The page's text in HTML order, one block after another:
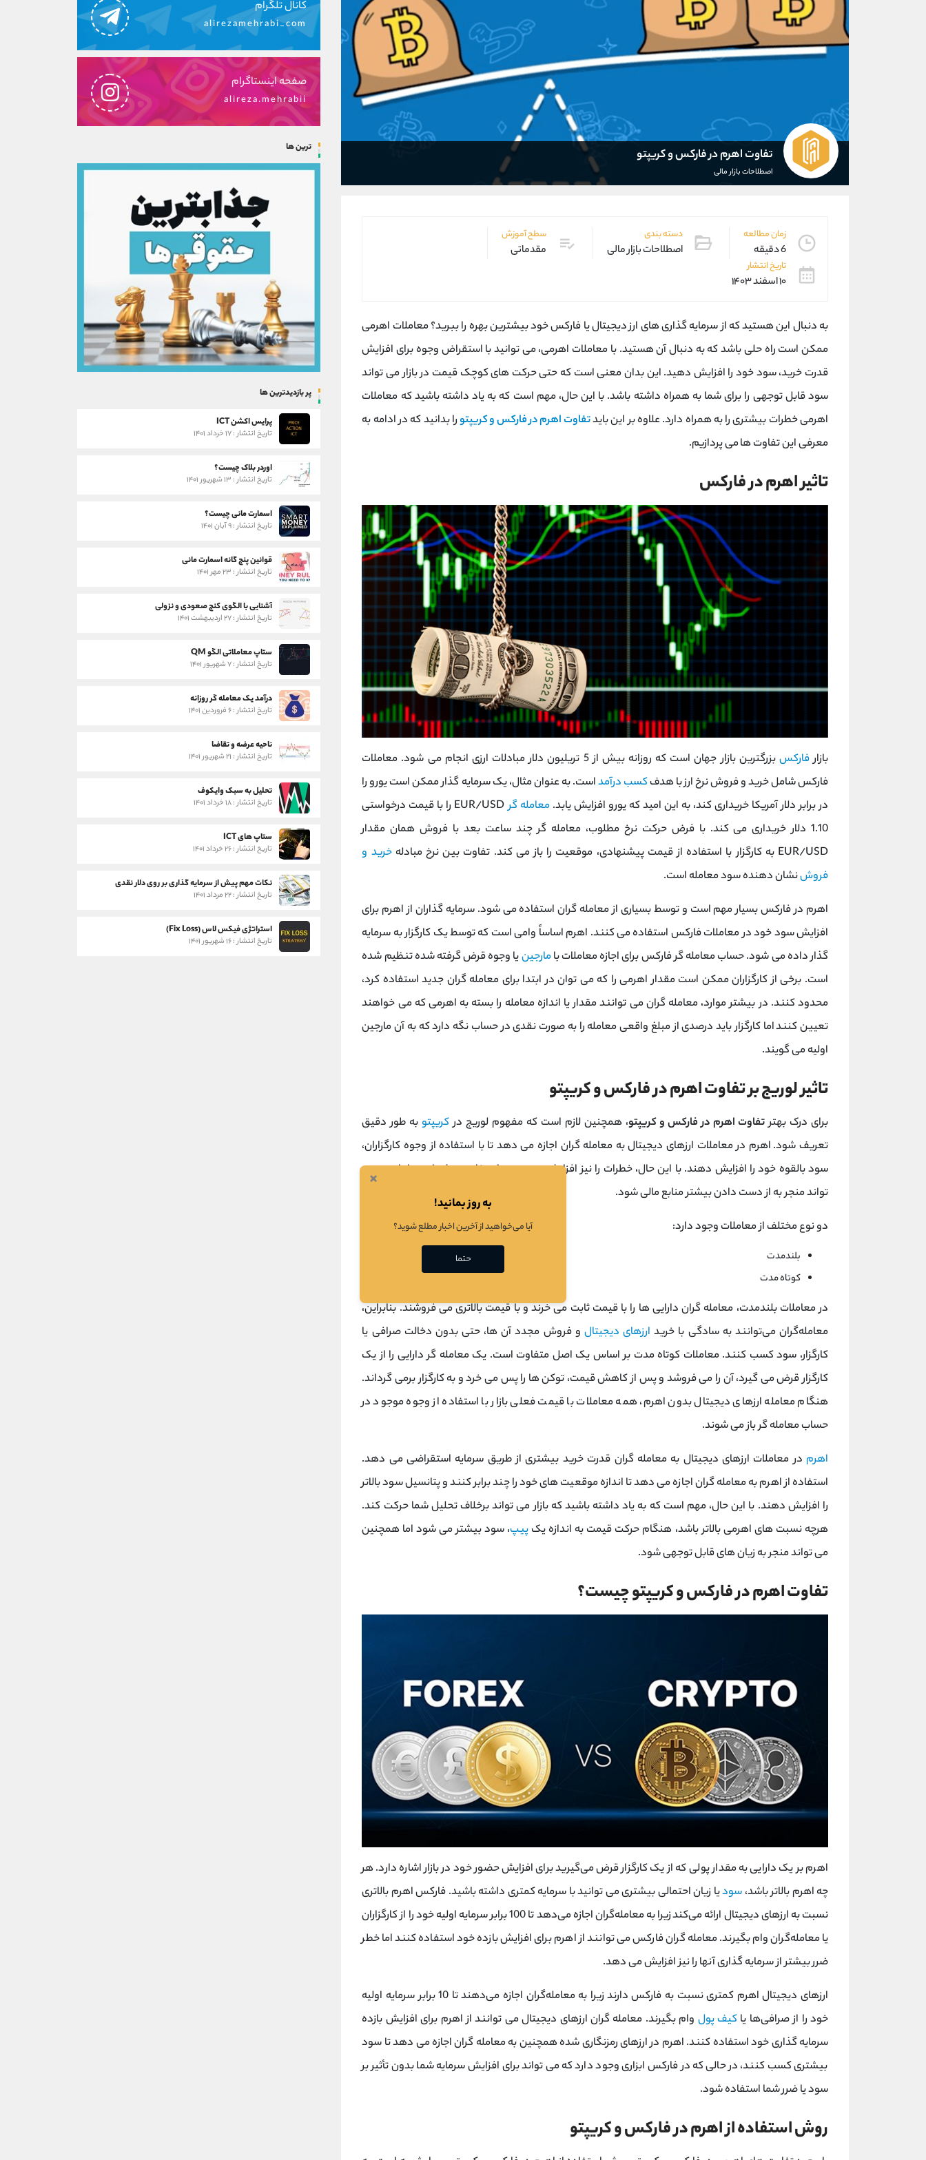
تفاوت اهرم در فارکس و کریپتو
اصطلاحات بازار مالی
زمان مطالعه
6 دقیقه
دسته بندی
اصطلاحات بازار مالی
سطح آموزش
مقدماتی
تاریخ انتشار
۱۰ اسفند ۱۴۰۳
به دنبال این هستید که از سرمایه گذاری های ارز دیجیتال یا فارکس خود بیشترین بهره را ببرید؟ معاملات اهرمی
ممکن است راه حلی باشد که به دنبال آن هستید. با معاملات اهرمی، می توانید با استقراض وجوه برای افزایش
قدرت خرید، سود خود را افزایش دهید. این بدان معنی است که حتی حرکت های کوچک قیمت در بازار می تواند
سود قابل توجهی را برای شما به همراه داشته باشد. با این حال، مهم است که به یاد داشته باشید که معاملات
اهرمی خطرات بیشتری را به همراه دارد. علاوه بر این بایدتفاوت اهرم در فارکس و کریپتورا بدانید که در ادامه به
معرفی این تفاوت ها می پردازیم.
تاثیر اهرم در فارکس
بازارفارکس
بزرگترین بازار جهان است که روزانه بیش از 5 تریلیون دلار مبادلات ارزی انجام می شود. معاملات
فارکس شامل خرید و فروش نرخ ارز با هدفکسب درآمداست. به عنوان مثال، یک سرمایه گذار ممکن است یورو را
در برابر دلار آمریکا خریداری کند، به این امید که یورو افزایش یابد.معامله گر
EUR/USD را با قیمت درخواستی
1.10 دلار خریداری می کند. با فرض حرکت نرخ مطلوب، معامله گر چند ساعت بعد با فروش همان مقدار
EUR/USD به کارگزار با استفاده از قیمت پیشنهادی، موقعیت را باز می کند. تفاوت بین نرخ مبادله
خرید و
فروشنشان دهنده سود معامله است.
اهرم در فارکس بسیار مهم است و توسط بسیاری از معامله گران استفاده می شود. سرمایه گذاران از اهرم برای
افزایش سود خود در معاملات فارکس استفاده می کنند. اهرم اساساً وامی است که توسط یک کارگزار به سرمایه
گذار داده می شود. حساب معامله گر فارکس برای اجازه معاملات بامارجینیا وجوه قرض گرفته شده تنظیم شده
است. برخی از کارگزاران ممکن است مقدار اهرمی را که می توان در ابتدا برای معامله گران جدید استفاده کرد،
محدود کنند. در بیشتر موارد، معامله گران می توانند مقدار یا اندازه معامله را بسته به اهرمی که می خواهند
تعیین کنند اما کارگزار باید درصدی از مبلغ واقعی معامله را به صورت نقدی در حساب نگه دارد که به آن مارجین
اولیه می گویند.
تاثیر لوریج بر تفاوت اهرم در فارکس و کریپتو
برای درک بهترتفاوت اهرم در فارکس و کریپتو، همچنین لازم است که مفهوم لوریج درکریپتوبه طور دقیق
تعریف شود. اهرم در معاملات ارزهای دیجیتال به معامله گران اجازه می دهد تا با استفاده از وجوه کارگزاران،
سود بالقوه خود را افزایش دهند. با این حال، خطرات را نیز افزایش می دهد. استفاده بیش از حد از اهرم می
تواند منجر به از دست دادن بیشتر منابع مالی شود.
دو نوع مختلف از معاملات وجود دارد:
بلندمدت
کوتاه مدت
در معاملات بلندمدت، معامله گران دارایی ها را با قیمت ثابت می خرند و با قیمت بالاتری می فروشند. بنابراین،
معامله‌گران می‌توانند به سادگی با خرید ارزهای دیجیتال و فروش مجدد آن ‌ها، حتی بدون دخالت صرافی یا
کارگزار، سود کسب کنند. معاملات کوتاه مدت بر اساس یک اصل متفاوت است. یک معامله گر دارایی را از یک
کارگزار قرض می گیرد، آن را می فروشد و پس از کاهش قیمت، توکن ها را پس می خرد و به کارگزار برمی گرداند.
هنگام معامله ارزهای دیجیتال بدون اهرم، همه معاملات با قیمت فعلی بازار با استفاده از وجوه موجود در
حساب معامله گر باز می شوند.
اهرم در معاملات ارزهای دیجیتال به معامله گران قدرت خرید بیشتری از طریق سرمایه استقراضی می دهد.
استفاده از اهرم به معامله گران اجازه می دهد تا اندازه موقعیت های خود را چند برابر کنند و پتانسیل سود بالاتر
را افزایش دهند. با این حال، مهم است که به یاد داشته باشید که بازار می تواند برخلاف تحلیل شما حرکت کند.
هرچه نسبت های اهرمی بالاتر باشد، هنگام حرکت قیمت به اندازه یکپیپ، سود بیشتر می شود اما همچنین
می تواند منجر به زیان های قابل توجهی شود.
تفاوت اهرم در فارکس و کریپتو چیست؟
اهرم بر یک دارایی به مقدار پولی که از یک کارگزار قرض می‌گیرید برای افزایش حضور خود در بازار اشاره دارد. هر
چه اهرم بالاتر باشد، سودیا زیان احتمالی بیشتری می توانید با سرمایه کمتری داشته باشید. فارکس اهرم بالاتری
نسبت به ارزهای دیجیتال ارائه می‌کند زیرا به معامله‌گران اجازه می‌دهد تا 100 برابر سرمایه اولیه خود را از کارگزاران
یا معامله‌گران وام بگیرند. معامله گران فارکس می توانند از اهرم برای افزایش بازده خود استفاده کنند اما خطر
ضرر بیشتر از سرمایه گذاری آنها را نیز افزایش می دهد.
ارزهای دیجیتال اهرم کمتری نسبت به فارکس دارند زیرا به معامله‌گران اجازه می‌دهند تا 10 برابر سرمایه اولیه
خود را از صرافی‌ها یا کیف پول وام بگیرند. معامله گران ارزهای دیجیتال می توانند از اهرم برای افزایش بازده
سرمایه گذاری خود استفاده کنند. اهرم در ارزهای رمزنگاری شده همچنین به معامله گران اجازه می دهد تا سود
بیشتری کسب کنند، در حالی که در فارکس ابزاری وجود دارد که می تواند برای افزایش سرمایه شما بدون تأثیر بر
سود یا ضرر شما استفاده شود.
روش استفاده از اهرم در فارکس و کریپتو
کانال تلگرام
alirezamehrabi_com
صفحه اینستاگرام
alireza.mehrabii
ترین ها
پر بازدیدترین ها
پرایس اکشن ICT
تاریخ انتشار : ۱۷ خرداد ۱۴۰۱
اوردر بلاک چیست؟
تاریخ انتشار : ۱۳ شهریور ۱۴۰۱
اسمارت مانی چیست؟
تاریخ انتشار : ۹ آبان ۱۴۰۱
قوانین پنج گانه اسمارت مانی
تاریخ انتشار : ۲۳ مهر ۱۴۰۱
آشنایی با الگوی کنج صعودی و نزولی
تاریخ انتشار : ۲۷ اردیبهشت ۱۴۰۱
ستاپ معاملاتی الگو QM
تاریخ انتشار : ۷ شهریور ۱۴۰۱
درآمد یک معامله گر روزانه
تاریخ انتشار : ۶ فروردین ۱۴۰۱
ناحیه عرضه و تقاضا
تاریخ انتشار : ۲۱ شهریور ۱۴۰۱
تحلیل به سبک وایکوف
تاریخ انتشار : ۱۸ خرداد ۱۴۰۱
ستاپ های ICT
تاریخ انتشار : ۲۶ خرداد ۱۴۰۱
نکات مهم پیش از سرمایه گذاری بر روی دلار نقدی
تاریخ انتشار : ۲۲ مرداد ۱۴۰۱
استراتژی فیکس لاس (Fix Loss)
تاریخ انتشار : ۱۶ شهریور ۱۴۰۱
×
به روز بمانید!
آیا می‌خواهید از آخرین اخبار مطلع شوید؟
حتما